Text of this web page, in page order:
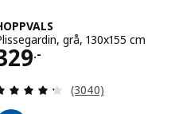
grå, 130x155 cm
.-
329.-
Anmeld: 4.3 ud
(3040)